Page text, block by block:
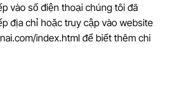
vào số điện thoại chúng tôi đã
địa chỉ hoặc truy cập vào website
index.html để biết thêm chi